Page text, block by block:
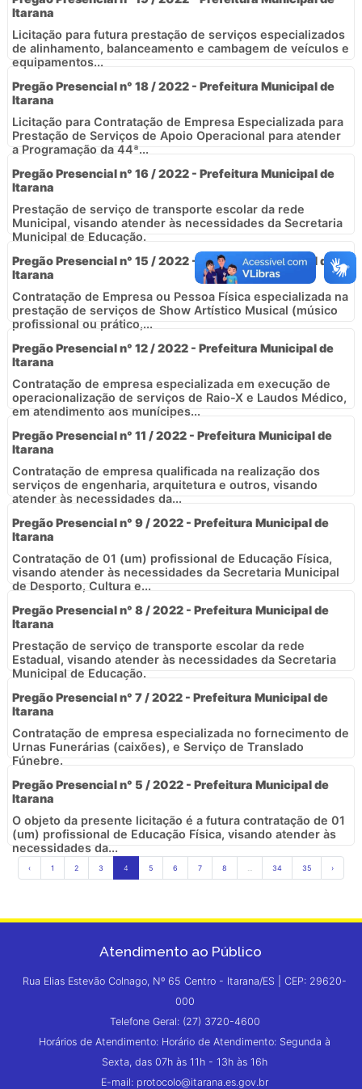
Itarana
Licitação para futura prestação de serviços especializados
de alinhamento, balanceamento e cambagem de veículos e
equipamentos...
Pregão Presencial n° 18 / 2022 - Prefeitura Municipal de
Itarana
Licitação para Contratação de Empresa Especializada para
Prestação de Serviços de Apoio Operacional para atender
a Programação da 44ª...
Pregão Presencial n° 16 / 2022 - Prefeitura Municipal de
Itarana
Prestação de serviço de transporte escolar da rede
Municipal, visando atender às necessidades da Secretaria
Municipal de Educação.
Pregão Presencial n° 15 / 2022 - Prefeitura Municipal de
Itarana
Contratação de Empresa ou Pessoa Física especializada na
prestação de serviços de Show Artístico Musical (músico
profissional ou prático,...
Pregão Presencial n° 12 / 2022 - Prefeitura Municipal de
Itarana
Contratação de empresa especializada em execução de
operacionalização de serviços de Raio-X e Laudos Médico,
em atendimento aos munícipes...
Pregão Presencial n° 11 / 2022 - Prefeitura Municipal de
Itarana
Contratação de empresa qualificada na realização dos
serviços de engenharia, arquitetura e outros, visando
atender às necessidades da...
Pregão Presencial n° 9 / 2022 - Prefeitura Municipal de
Itarana
Contratação de 01 (um) profissional de Educação Física,
visando atender às necessidades da Secretaria Municipal
de Desporto, Cultura e...
Pregão Presencial n° 8 / 2022 - Prefeitura Municipal de
Itarana
Prestação de serviço de transporte escolar da rede
Estadual, visando atender às necessidades da Secretaria
Municipal de Educação.
Pregão Presencial n° 7 / 2022 - Prefeitura Municipal de
Itarana
Contratação de empresa especializada no fornecimento de
Urnas Funerárias (caixões), e Serviço de Translado
Fúnebre.
Pregão Presencial n° 5 / 2022 - Prefeitura Municipal de
Itarana
O objeto da presente licitação é a futura contratação de 01
(um) profissional de Educação Física, visando atender às
necessidades da...
‹ 1 2 3 4 5 6 7 8 34 35 ›
Atendimento ao Público
Rua Elias Estevão Colnago, Nº 65 Centro - Itarana/ES | CEP: 29620-
000
Telefone Geral: (27) 3720-4600
Horários de Atendimento: Horário de Atendimento: Segunda à
Sexta, das 07h às 11h - 13h às 16h
E-mail: protocolo@itarana.es.gov.br